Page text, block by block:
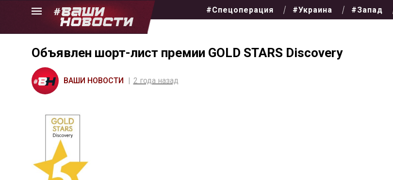
Skip
#Спецоперация #Украина #Запад
Объявлен шорт-лист премии GOLD STARS Discovery
ВАШИ НОВОСТИ 2 года назад